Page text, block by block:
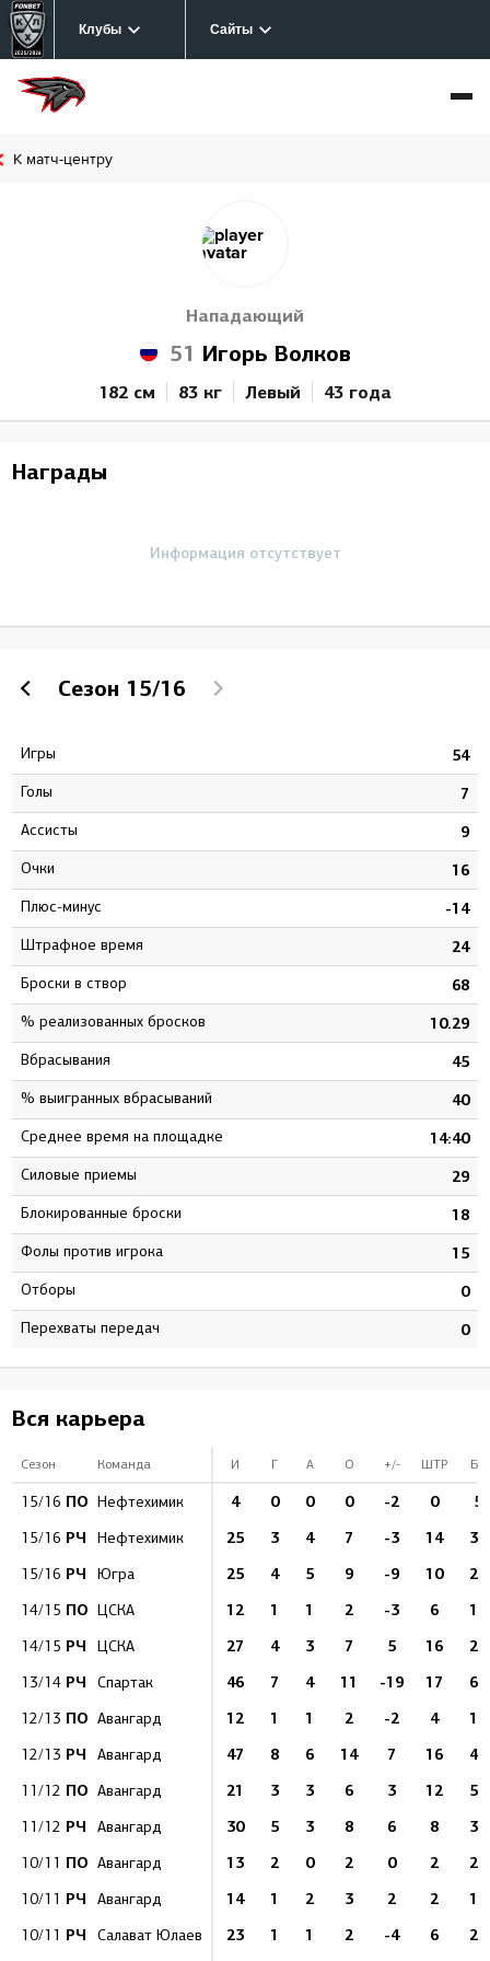
Клубы Сайты
К матч-центру
Нападающий
51 Игорь Волков
182 см 83 кг Левый 43 года
Награды
Информация отсутствует
Сезон 15/16
Игры 54
Голы 7
Ассисты 9
Очки 16
Плюс-минус -14
штрафное время 24
Броски в створ 68
% реализованных бросков 10.29
Вбрасывания 45
% выигранных вбрасываний 40
Среднее время на площадке 14:40
Силовые приемы 29
Блокированные броски 18
Фолы против игрока 15
Отборы 0
Перехваты передач 0
Вся карьера
Сезон Команда И Г А О +/- ШТР БВ
15/16 ПО Нефтехимик 4 0 0 0 -2 0 5
15/16 РЧ Нефтехимик 25 3 4 7 -3 14 35
15/16 РЧ Югра 25 4 5 9 -9 10 28
14/15 ПО ЦСКА 12 1 1 2 -3 6 16
14/15 РЧ ЦСКА 27 4 3 7 5 16 24
13/14 РЧ Спартак 46 7 4 11 -19 17 61
12/13 ПО Авангард 12 1 1 2 -2 4 14
12/13 РЧ Авангард 47 8 6 14 7 16 42
11/12 ПО Авангард 21 3 3 6 3 12 50
11/12 РЧ Авангард 30 5 3 8 6 8 39
10/11 ПО Авангард 13 2 0 2 0 2 22
10/11 РЧ Авангард 14 1 2 3 2 2 14
10/11 РЧ Салават Юлаев 23 1 1 2 -4 6 26